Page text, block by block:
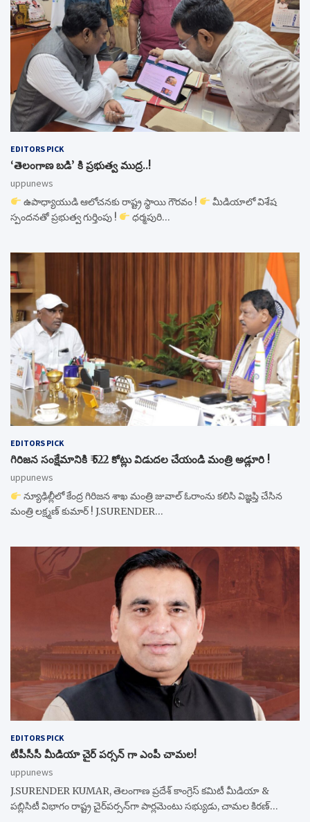
EDITORS PICK
‘తెలంగాణ బడి’ కి ప్రభుత్వ ముద్ర..!
uppunews
ఉపాధ్యాయుడి ఆలోచనకు రాష్ట్ర స్థాయి గౌరవం !
మీడియాలో విశేష
స్పందనతో ప్రభుత్వ గుర్తింపు !
ధర్మపురి…
EDITORS PICK
గిరిజన సంక్షేమానికి ₹ 522 కోట్లు విడుదల చేయండి మంత్రి అడ్లూరి !
uppunews
న్యూఢిల్లీలో కేంద్ర గిరిజన శాఖ మంత్రి జువాల్ ఓరాంను కలిసి విజ్ఞప్తి చేసిన
మంత్రి లక్ష్మణ్ కుమార్ ! J.SURENDER…
EDITORS PICK
టీపీసీసీ మీడియా చైర్ పర్సన్ గా ఎంపీ చామల!
uppunews
J.SURENDER KUMAR, తెలంగాణ ప్రదేశ్ కాంగ్రెస్ కమిటీ మీడియా &
పబ్లిసిటీ విభాగం రాష్ట్ర చైర్‌పర్సన్‌గా పార్లమెంటు సభ్యుడు, చామల కిరణ్…